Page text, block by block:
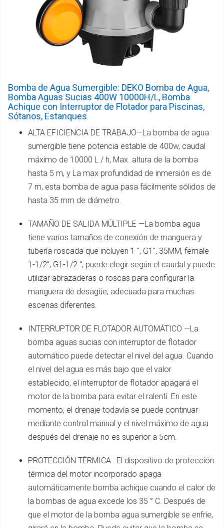
Bomba de Agua Sumergible: DEKO Bomba de Agua,
Bomba Aguas Sucias 400W 10000H/L, Bomba
Achique con Interruptor de Flotador para Piscinas,
Sótanos, Estanques
ALTA EFICIENCIA DE TRABAJO—La bomba de agua
sumergible tiene potencia estable de 400w, caudal
máximo de 10000 L / h, Max. altura de la bomba
hasta 5 m, y La max profundidad de inmersión es de
7 m, esta bomba de agua pasa fácilmente sólidos de
hasta 35 mm de diámetro.
TAMAÑO DE SALIDA MÚLTIPLE —La bomba agua
tiene varios tamaños de conexión de manguera y
tubería roscada que incluyen 1 ", G1'', 35MM, female
1-1/2'', G1-1/2 ", puede elegir según el caudal y puede
utilizar abrazaderas o roscas para configurar la
manguera de desagüe, adecuada para muchas
escenas diferentes.
INTERRUPTOR DE FLOTADOR AUTOMÁTICO —La
bomba aguas sucias con interruptor de flotador
automático puede detectar el nivel del agua. Cuando
el nivel del agua es más bajo que el valor
establecido, el interruptor de flotador apagará el
motor de la bomba para evitar el ralentí. En este
momento, el drenaje todavía se puede continuar
mediante control manual y el nivel máximo de agua
después del drenaje no es superior a 5cm.
PROTECCIÓN TÉRMICA : El dispositivo de protección
térmica del motor incorporado apaga
automáticamente bomba achique cuando el calor de
la bombas de agua excede los 35 ° C. Después de
que el motor de la bomba agua sumergible se enfríe,